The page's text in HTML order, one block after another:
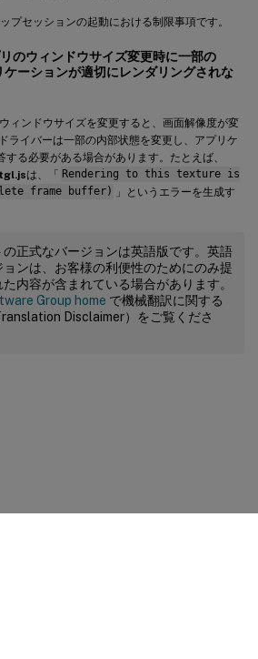
プセッションの起動における制限事項です。
ウィンドウサイズ変更時に一部の
ーションが適切にレンダリングされな
ィンドウサイズを変更すると、画面解像度が変
ライバーは一部の内部状態を変更し、アプリケ
る必要がある場合があります。たとえば、
は、「 Rendering to this texture is
frame buffer)
」というエラーを生成す
の正式なバージョンは英語版です。英語
ンは、お客様の利便性のためにのみ提
内容が含まれている場合があります。
Group home で機械翻訳に関する
Disclaimer）をご覧くださ